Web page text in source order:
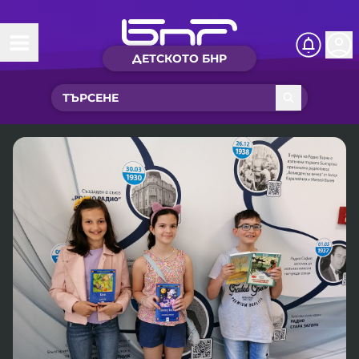
ДЕТСКОТО БНР
Начало
Какво ново?
Рубрики с вълшебства
Детско радио
Чуйте
Новините на детски език
Приказки
Песнички
Искри
Интересен архив
Нашите гости